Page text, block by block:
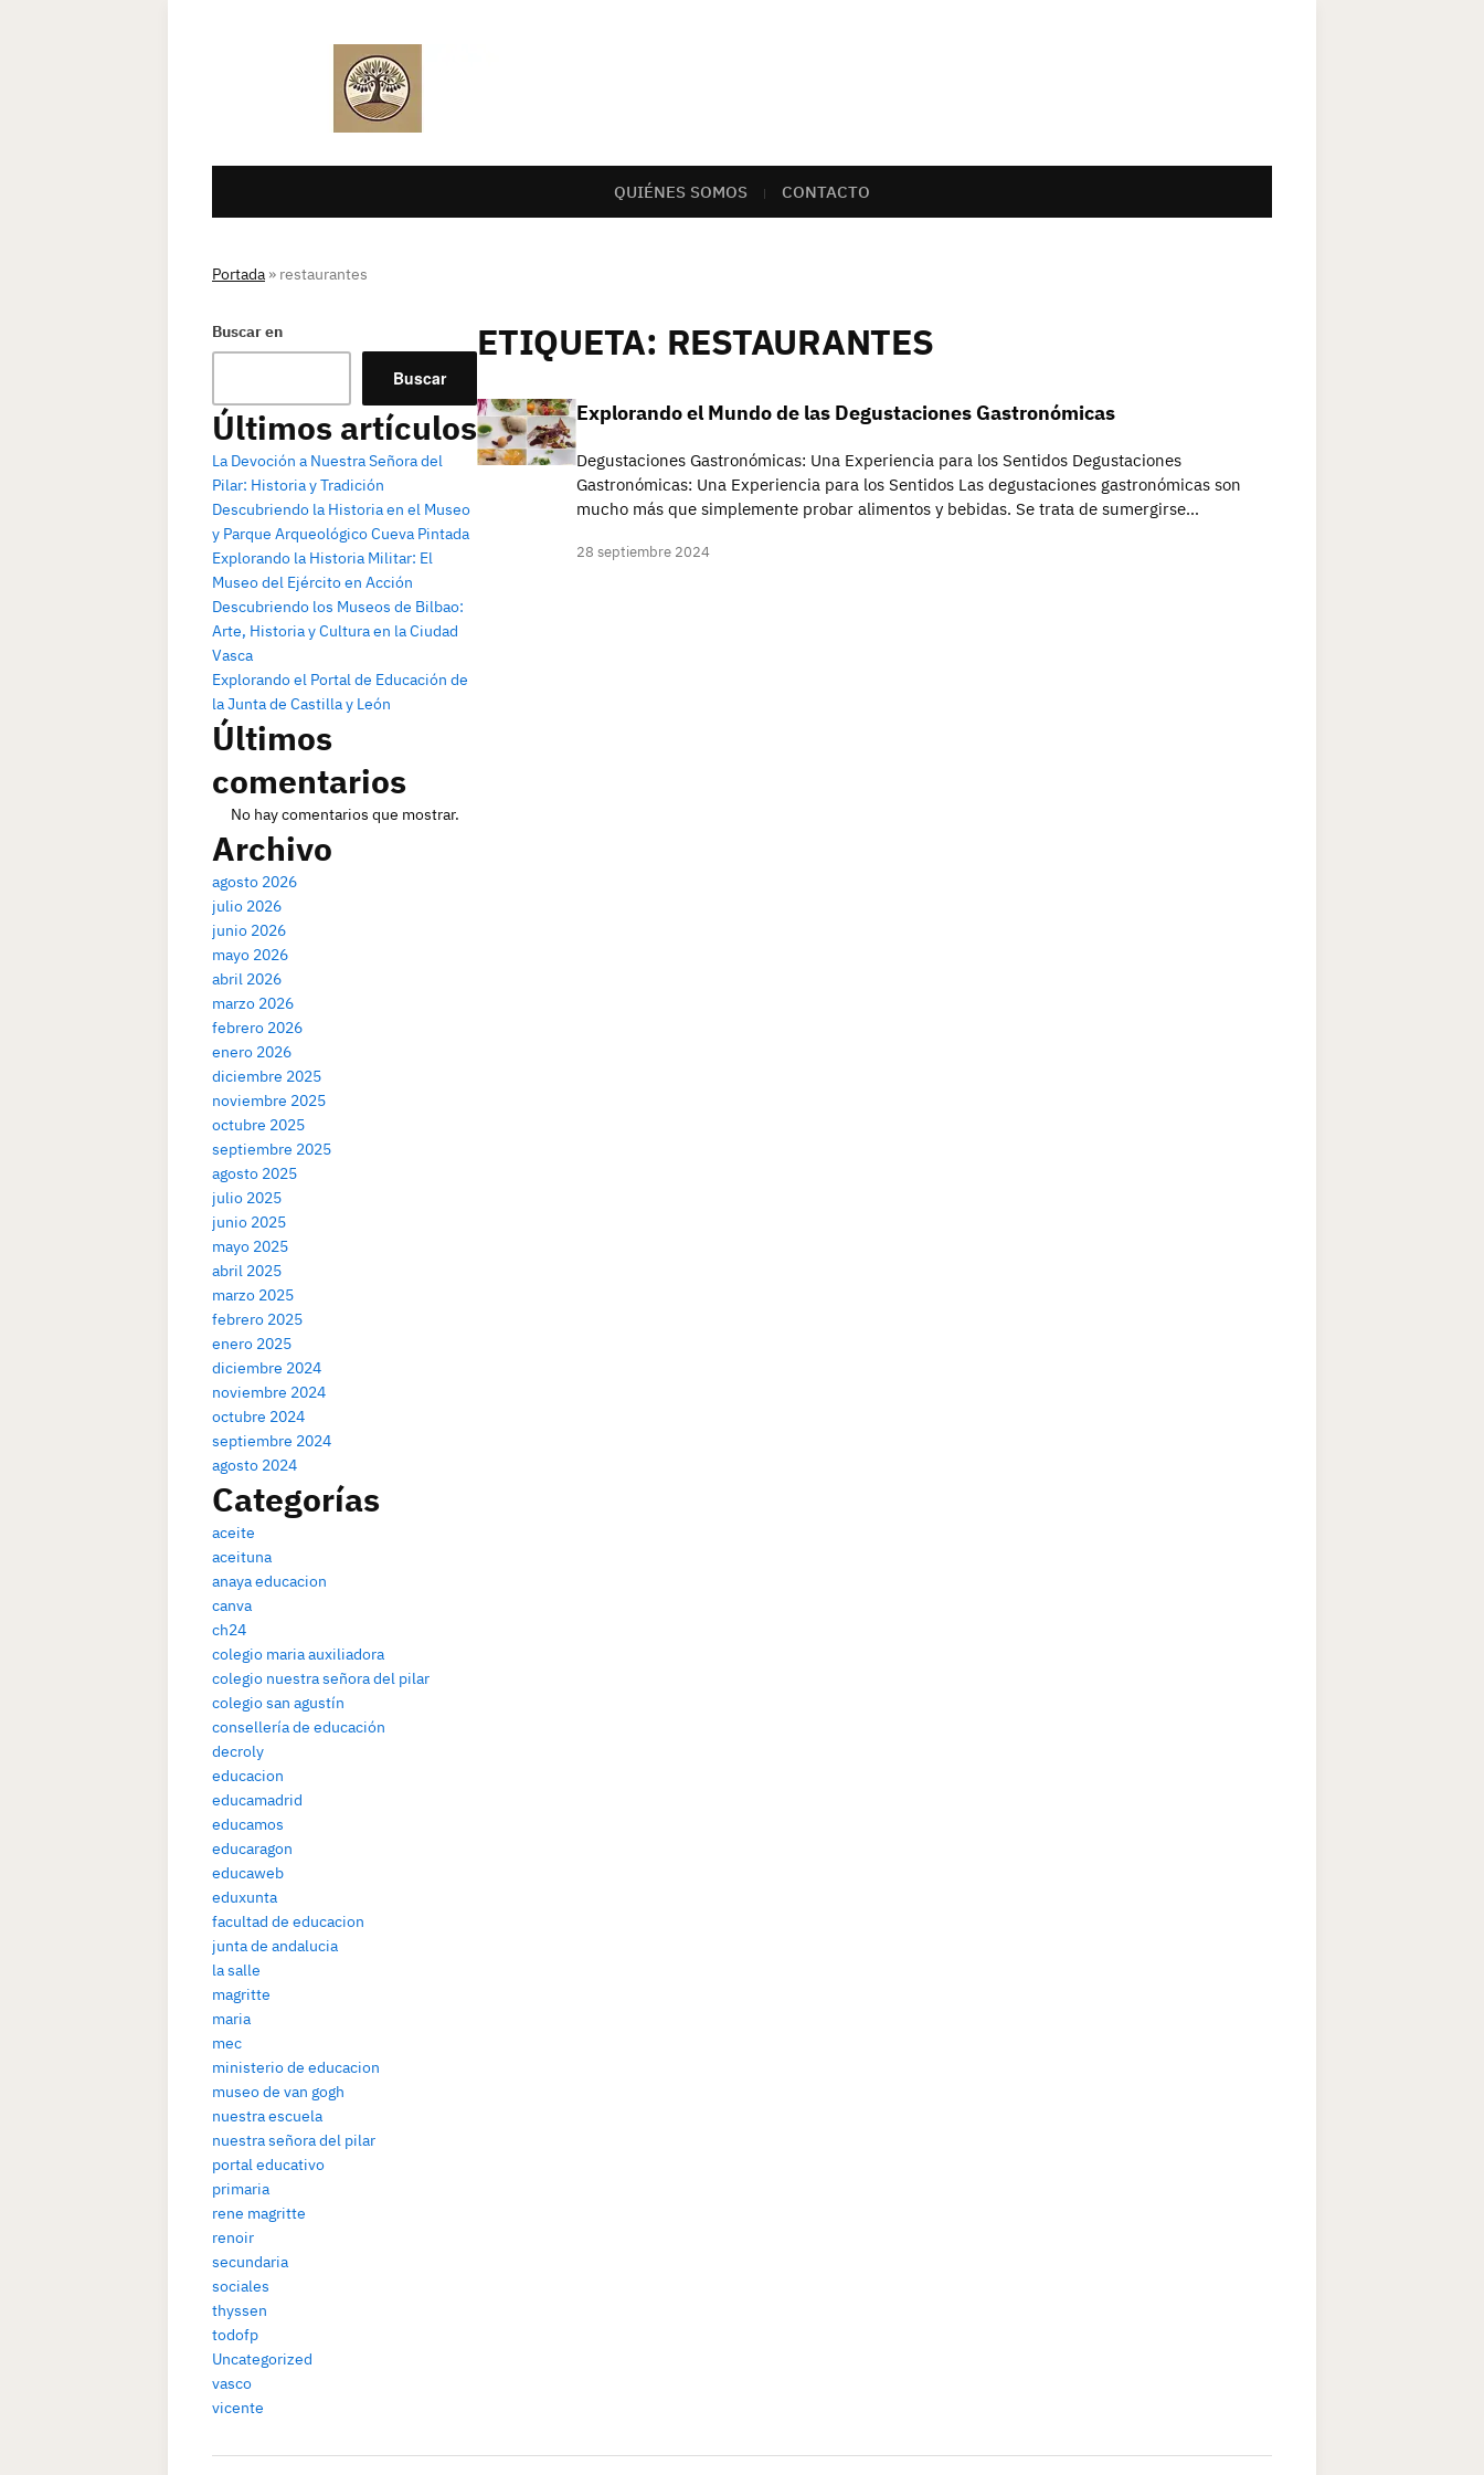
QUIÉNES SOMOS CONTACTO
Portada » restaurantes
Buscar en
Buscar
Últimos artículos
La Devoción a Nuestra Señora del
Pilar: Historia y Tradición
Descubriendo la Historia en el Museo
y Parque Arqueológico Cueva Pintada
Explorando la Historia Militar: El
Museo del Ejército en Acción
Descubriendo los Museos de Bilbao:
Arte, Historia y Cultura en la Ciudad
Vasca
Explorando el Portal de Educación de
la Junta de Castilla y León
Últimos
comentarios
No hay comentarios que mostrar.
Archivo
agosto 2026
julio 2026
junio 2026
mayo 2026
abril 2026
marzo 2026
febrero 2026
enero 2026
diciembre 2025
noviembre 2025
octubre 2025
septiembre 2025
agosto 2025
julio 2025
junio 2025
mayo 2025
abril 2025
marzo 2025
febrero 2025
enero 2025
diciembre 2024
noviembre 2024
octubre 2024
septiembre 2024
agosto 2024
Categorías
aceite
aceituna
anaya educacion
canva
ch24
colegio maria auxiliadora
colegio nuestra señora del pilar
colegio san agustín
consellería de educación
decroly
educacion
educamadrid
educamos
educaragon
educaweb
eduxunta
facultad de educacion
junta de andalucia
la salle
magritte
maria
mec
ministerio de educacion
museo de van gogh
nuestra escuela
nuestra señora del pilar
portal educativo
primaria
rene magritte
renoir
secundaria
sociales
thyssen
todofp
Uncategorized
vasco
vicente
ETIQUETA: RESTAURANTES
Explorando el Mundo de las Degustaciones Gastronómicas
Degustaciones Gastronómicas: Una Experiencia para los Sentidos Degustaciones
Gastronómicas: Una Experiencia para los Sentidos Las degustaciones gastronómicas son
mucho más que simplemente probar alimentos y bebidas. Se trata de sumergirse…
28 septiembre 2024